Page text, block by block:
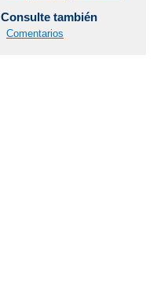
Consulte también
Comentarios